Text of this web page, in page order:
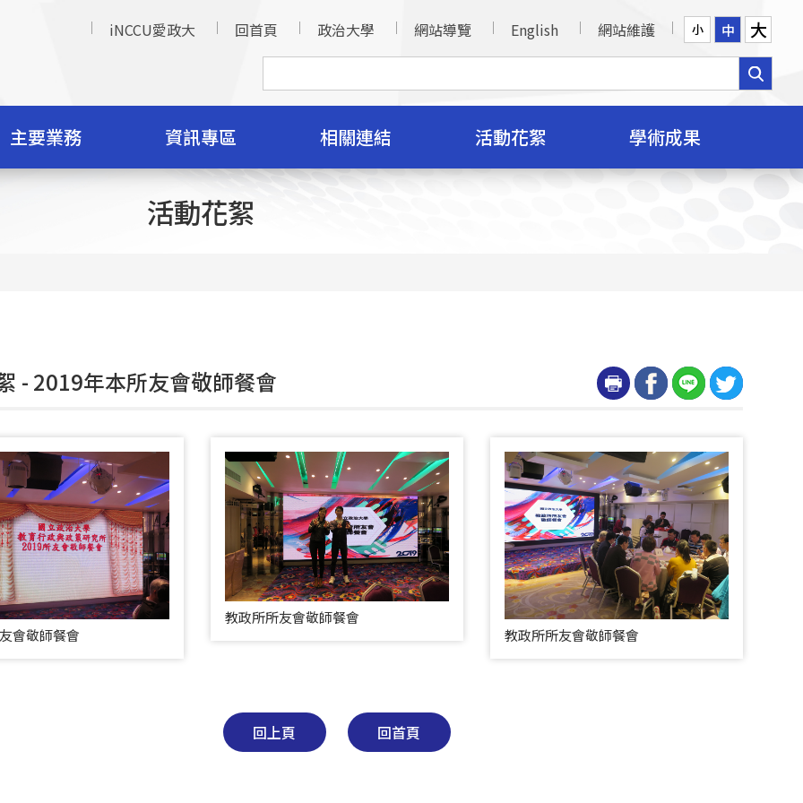
iNCCU愛政大 回首頁 政治大學 網站導覽 English 網站維護 小 中 大
主要業務 資訊專區 相關連結 活動花絮 學術成果
活動花絮
- 2019年本所友會敬師餐會
會敬師餐會
教政所所友會敬師餐會
教政所所友會敬師餐會
回上頁 回首頁